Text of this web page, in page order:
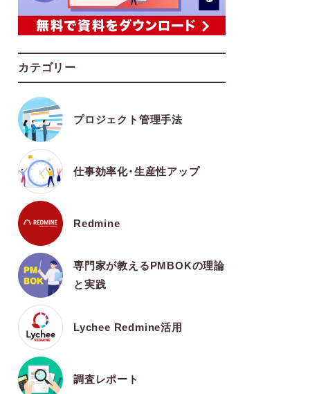
カテゴリー
プロジェクト管理手法
仕事効率化・生産性アップ
Redmine
専門家が教えるPMBOKの理論
と実践
Lychee Redmine活用
調査レポート